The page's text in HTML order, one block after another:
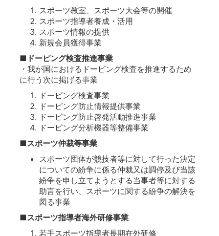
スポーツ教室、スポーツ大会等の開催
スポーツ指導者養成・活用
スポーツ情報の提供
新規会員獲得事業
■ドーピング検査推進事業
・我が国におけるドーピング検査を推進するため
に行う次に掲げる事業
ドーピング検査事業
ドーピング防止情報提供事業
ドーピング防止啓発活動推進事業
ドーピング分析機器等整備事業
■スポーツ仲裁等事業
スポーツ団体が競技者等に対して行った決定
についての紛争に係る仲裁又は調停及び当該
紛争を申し立てようとする当事者等に対する
助言を行い、スポーツに関する紛争の解決を
図る事業
■スポーツ指導者海外研修事業
若手スポーツ指導者長期在外研修